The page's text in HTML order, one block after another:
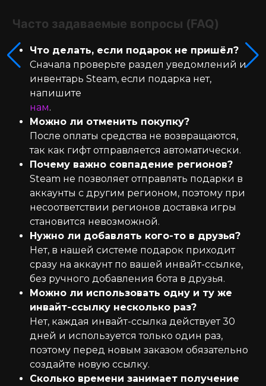
Часто задаваемые вопросы (FAQ)
Что делать, если подарок не пришёл?
Сначала проверьте раздел уведомлений и
инвентарь Steam, если подарка нет,
напишите
нам.
Можно ли отменить покупку?
После оплаты средства не возвращаются,
так как гифт отправляется автоматически.
Почему важно совпадение регионов?
Steam не позволяет отправлять подарки в
аккаунты с другим регионом, поэтому при
несоответствии регионов доставка игры
становится невозможной.
Нужно ли добавлять кого-то в друзья?
Нет, в нашей системе подарок приходит
сразу на аккаунт по вашей инвайт-ссылке,
без ручного добавления бота в друзья.
Можно ли использовать одну и ту же
инвайт-ссылку несколько раз?
Нет, каждая инвайт-ссылка действует 30
дней и используется только один раз,
поэтому перед новым заказом обязательно
создайте новую ссылку.
Сколько времени занимает получение